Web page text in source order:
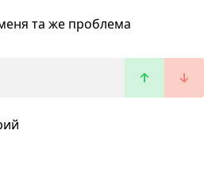
та же проблема